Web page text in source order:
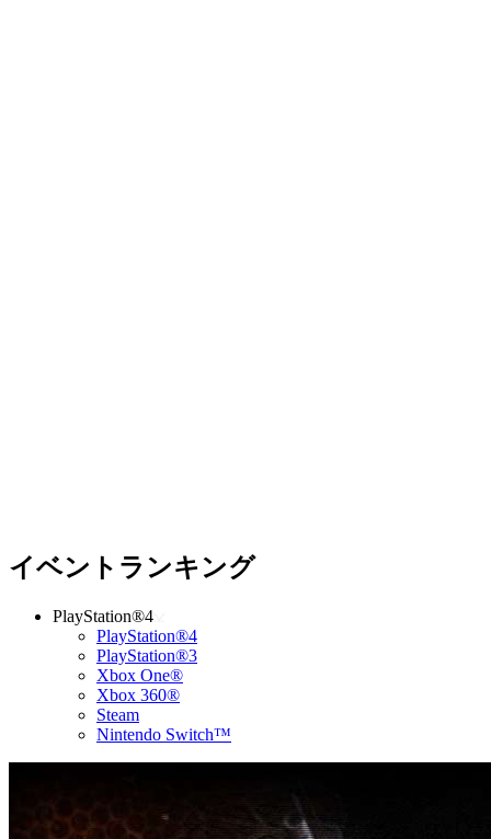
イベントランキング
PlayStation®4
PlayStation®4
PlayStation®3
Xbox One®
Xbox 360®
Steam
Nintendo Switch™